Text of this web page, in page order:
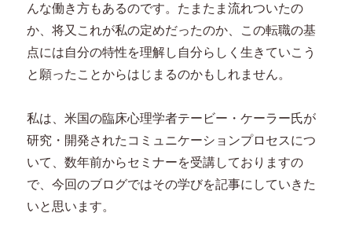
んな働き方もあるのです。たまたま流れついたの
か、将又これが私の定めだったのか、この転職の基
点には自分の特性を理解し自分らしく生きていこう
と願ったことからはじまるのかもしれません。
私は、米国の臨床心理学者テービー・ケーラー氏が
研究・開発されたコミュニケーションプロセスにつ
いて、数年前からセミナーを受講しておりますの
で、今回のブログではその学びを記事にしていきた
いと思います。